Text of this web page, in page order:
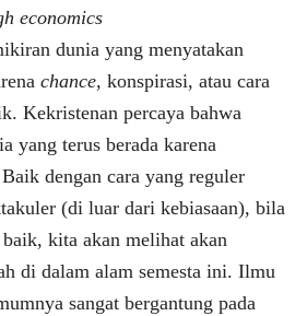
economics
dunia yang menyatakan
chance, konspirasi, atau cara
Kekristenan percaya bahwa
yang terus berada karena
dengan cara yang reguler
(di luar dari kebiasaan), bila
kita akan melihat akan
di dalam alam semesta ini. Ilmu
sangat bergantung pada